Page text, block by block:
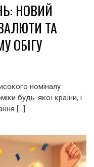
НОВИЙ
ТА
ОБІГУ
номіналу
будь-якої країни, і
[…]